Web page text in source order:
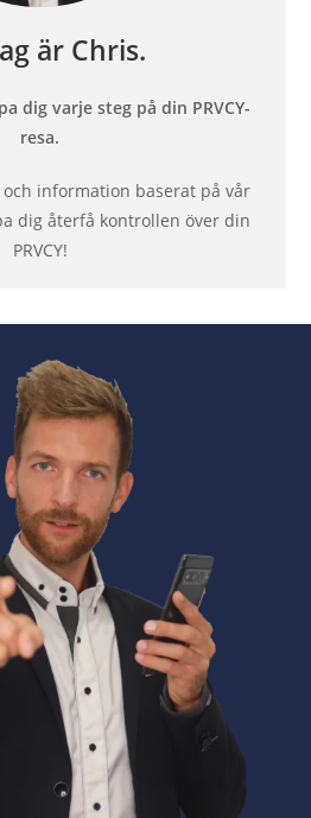
är Chris.
dig varje steg på din PRVCY-
resa.
information baserat på vår
dig återfå kontrollen över din
PRVCY!